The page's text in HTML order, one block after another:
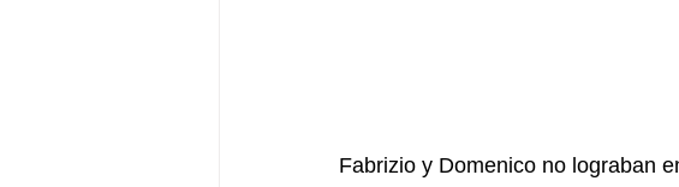
Fabrizio y Domenico no lograban